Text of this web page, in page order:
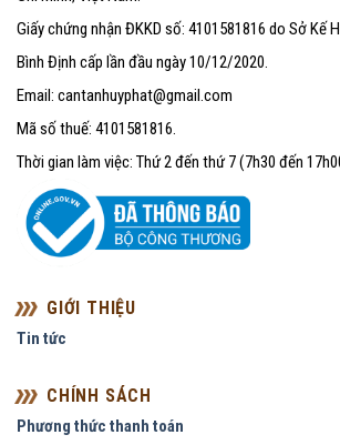
Giấy chứng nhận ĐKKD số: 4101581816 do Sở Kế
Bình Định cấp lần đầu ngày 10/12/2020.
Email: cantanhuyphat@gmail.com
Mã số thuế: 4101581816.
Thời gian làm việc: Thứ 2 đến thứ 7 (7h30 đến
GIỚI THIỆU
Tin tức
CHÍNH SÁCH
Phương thức thanh toán